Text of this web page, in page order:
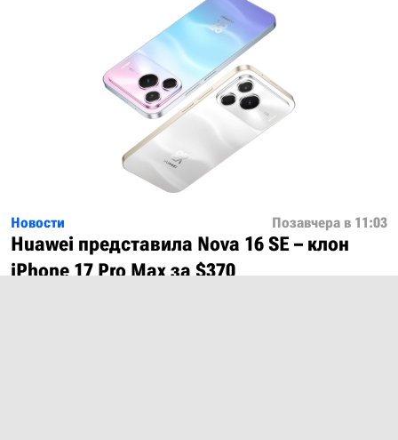
Новости Позавчера в 11:03
Huawei представила Nova 16 SE – клон
iPhone 17 Pro Max за $370